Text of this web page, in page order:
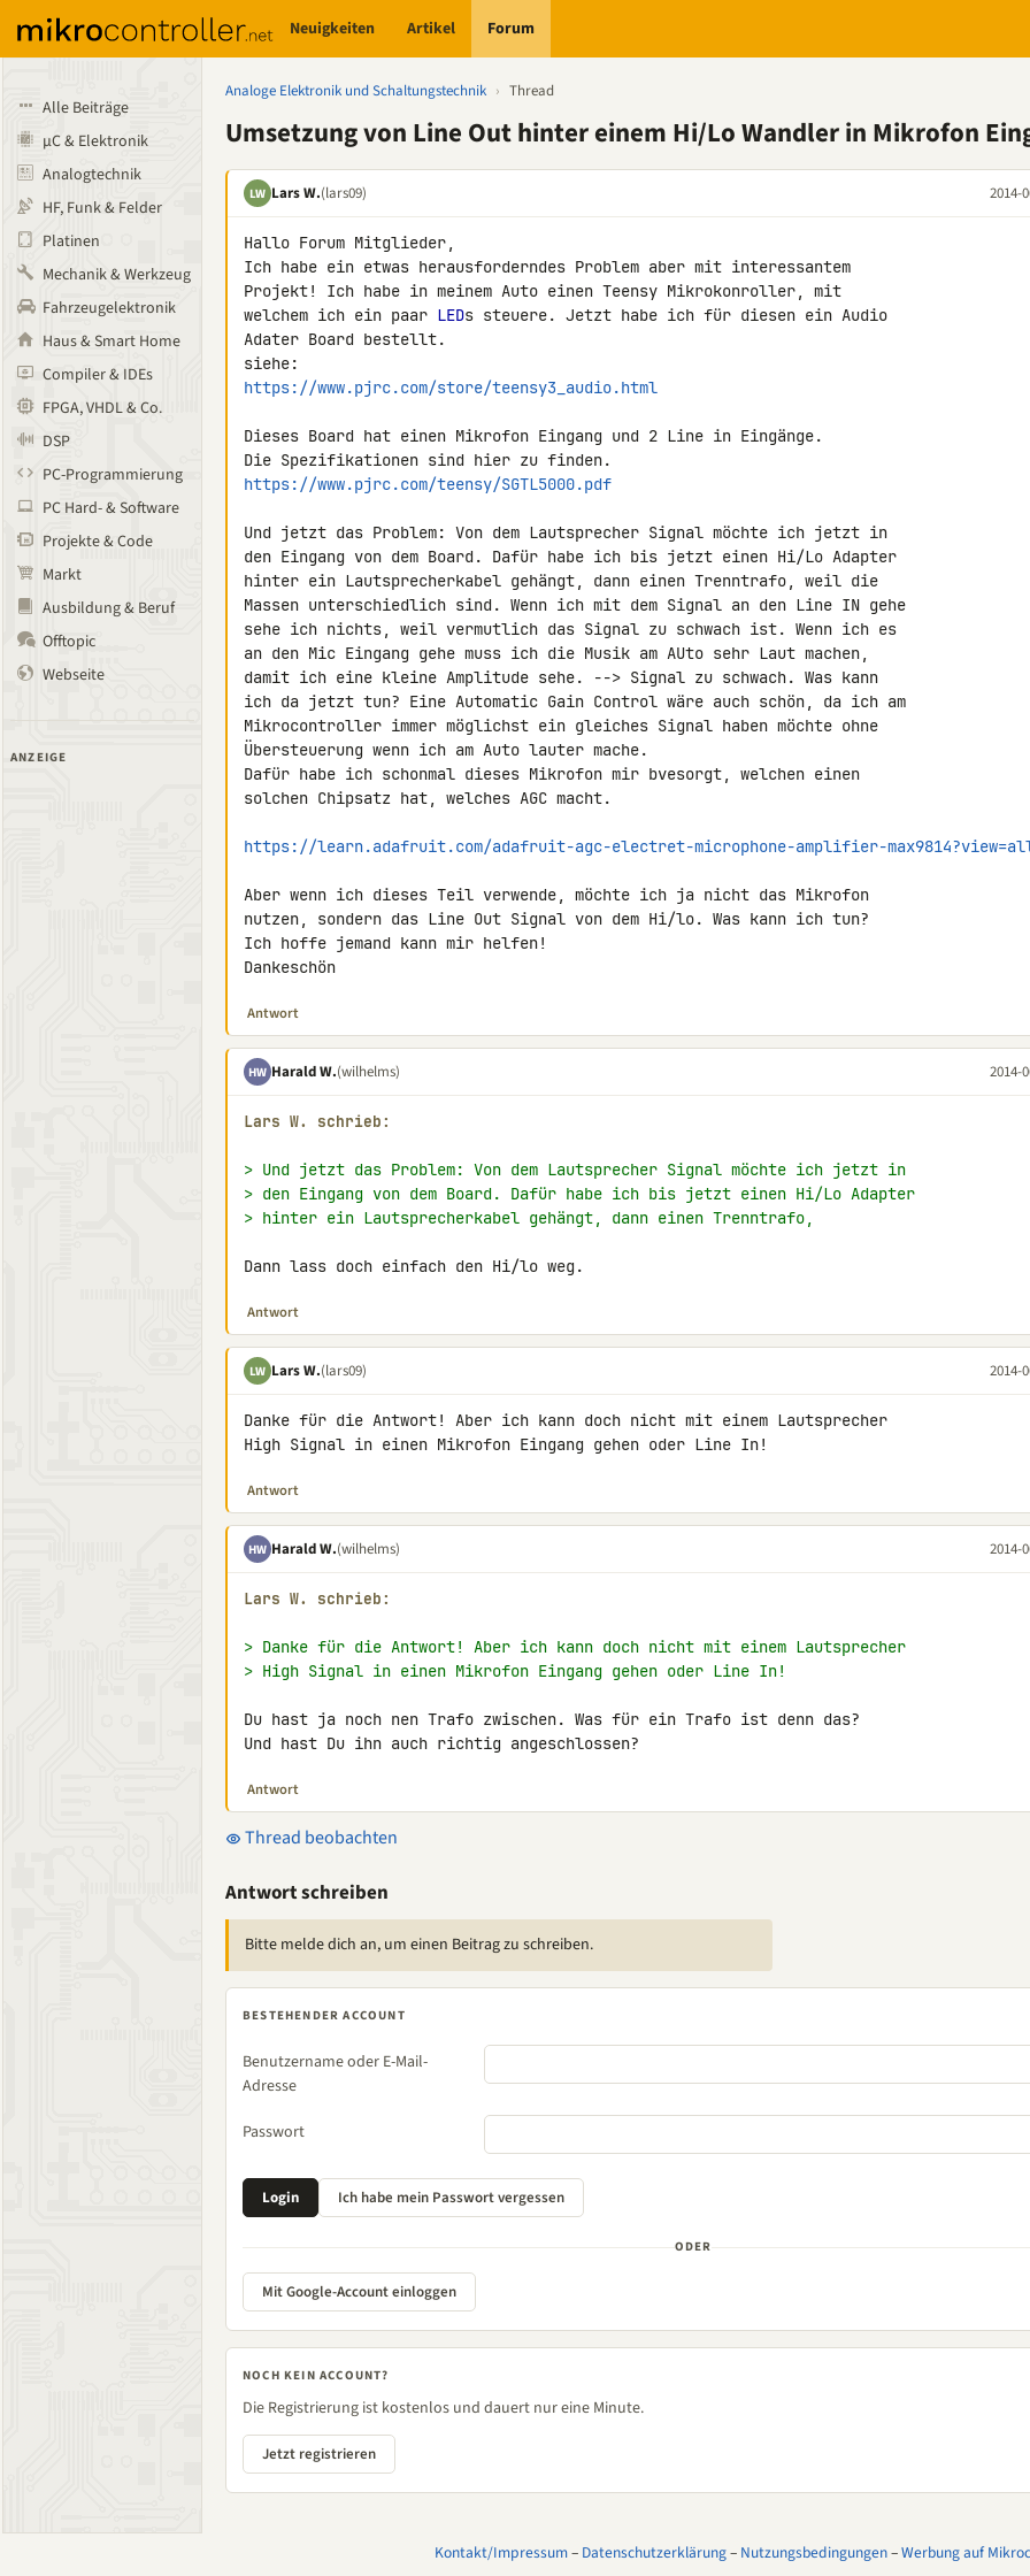
Neuigkeiten Artikel Forum
Alle Beiträge
µC & Elektronik
Analogtechnik
HF, Funk & Felder
Platinen
Mechanik & Werkzeug
Fahrzeugelektronik
Haus & Smart Home
Compiler & IDEs
FPGA, VHDL & Co.
DSP
PC-Programmierung
PC Hard- & Software
Projekte & Code
Markt
Ausbildung & Beruf
Offtopic
Webseite
ANZEIGE
Analoge Elektronik und Schaltungstechnik › Thread
Umsetzung von Line Out hinter einem Hi/Lo Wandler in Mikrofon
LW Lars W.(lars09) 2014-
Hallo Forum Mitglieder,
Ich habe ein etwas herausforderndes Problem aber mit interessantem
Projekt! Ich habe in meinem Auto einen Teensy Mikrokonroller, mit
welchem ich ein paar LEDs steuere. Jetzt habe ich für diesen ein Audio
Adater Board bestellt.
https://www.pjrc.com/store/teensy3_audio.html
Dieses Board hat einen Mikrofon Eingang und 2 Line in Eingänge.
https://www.pjrc.com/teensy/SGTL5000.pdf
Und jetzt das Problem: Von dem Lautsprecher Signal möchte ich jetzt in
den Eingang von dem Board. Dafür habe ich bis jetzt einen Hi/Lo Adapter
hinter ein Lautsprecherkabel gehängt, dann einen Trenntrafo, weil die
Massen unterschiedlich sind. Wenn ich mit dem Signal an den Line IN gehe
sehe ich nichts, weil vermutlich das Signal zu schwach ist. Wenn ich es
an den Mic Eingang gehe muss ich die Musik am AUto sehr Laut machen,
damit ich eine kleine Amplitude sehe. --> Signal zu schwach. Was kann
ich da jetzt tun? Eine Automatic Gain Control wäre auch schön, da ich am
Mikrocontroller immer möglichst ein gleiches Signal haben möchte ohne
Übersteuerung wenn ich am Auto lauter mache.
Dafür habe ich schonmal dieses Mikrofon mir bvesorgt, welchen einen
solchen Chipsatz hat, welches AGC macht.
https://learn.adafruit.com/adafruit-agc-electret-microphone-amplifier-
Aber wenn ich dieses Teil verwende, möchte ich ja nicht das Mikrofon
nutzen, sondern das Line Out Signal von dem Hi/lo. Was kann ich tun?
Ich hoffe jemand kann mir helfen!
Dankeschön
Antwort
HW Harald W.(wilhelms) 2014-
Lars W. schrieb:
> Und jetzt das Problem: Von dem Lautsprecher Signal möchte ich jetzt in
> den Eingang von dem Board. Dafür habe ich bis jetzt einen Hi/Lo Adapter
> hinter ein Lautsprecherkabel gehängt, dann einen Trenntrafo,
Dann lass doch einfach den Hi/lo weg.
Antwort
LW Lars W.(lars09) 2014-
Danke für die Antwort! Aber ich kann doch nicht mit einem Lautsprecher
High Signal in einen Mikrofon Eingang gehen oder Line In!
Antwort
HW Harald W.(wilhelms) 2014-
Lars W. schrieb:
> Danke für die Antwort! Aber ich kann doch nicht mit einem Lautsprecher
> High Signal in einen Mikrofon Eingang gehen oder Line In!
Du hast ja noch nen Trafo zwischen. Was für ein Trafo ist denn das?
Und hast Du ihn auch richtig angeschlossen?
Antwort
Thread beobachten
Antwort schreiben
Bitte melde dich an, um einen Beitrag zu schreiben.
BESTEHENDER ACCOUNT
Benutzername oder E-Mail-
Adresse
Passwort
ODER
Mit Google-Account einloggen
NOCH KEIN ACCOUNT?
Die Registrierung ist kostenlos und dauert nur eine Minute.
Jetzt registrieren
Kontakt/Impressum– Datenschutzerklärung– Nutzungsbedingungen–Werbung auf